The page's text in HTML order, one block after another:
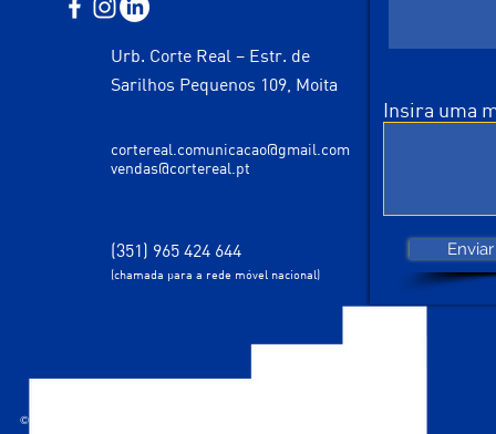
Urb. Corte Real – Estr. de
Sarilhos Pequenos 109, Moita
cortereal.comunicacao@gmail.com
vendas@cortereal.pt
(351) 965 424 644
(chamada para a rede móvel nacional)
© 2035 desenhado por Corte Real Comunicação
Insira uma
Enviar